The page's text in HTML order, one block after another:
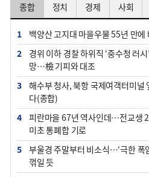
종합 정치 경제 사회
1
백양산 고지대 마을우물 55년 만에
2
경위 이하 경찰 하위직 ‘중수청 러시
망…檢 기피와 대조
3
해수부 청사, 북항 국제여객터미널
다(종합)
4
피란마을 67년 역사인데…전교생
미초 통폐합 기로
5
부울경 주말부터 비소식…‘극한 폭
꺾일 듯